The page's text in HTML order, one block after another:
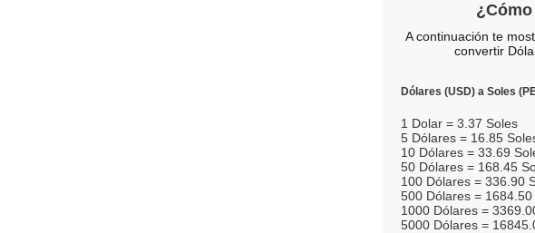
A continuación te
convertir
Dólares (USD) a Soles
1 Dolar = 3.37 Soles
5 Dólares = 16.85
10 Dólares = 33.69
50 Dólares = 168.45
100 Dólares = 336.90
500 Dólares = 1684.50
1000 Dólares =
5000 Dólares =